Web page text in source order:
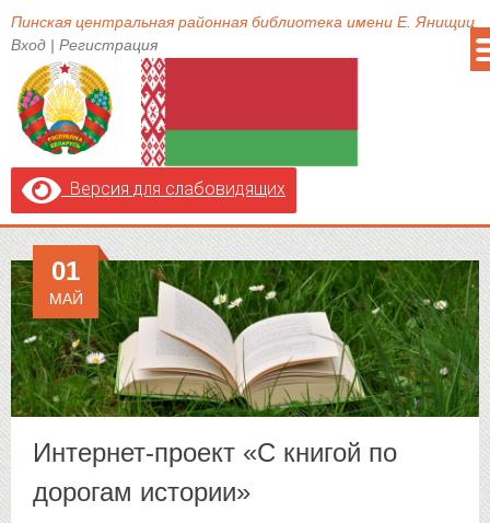
Пинская центральная районная библиотека имени Е. Янищиц
Вход | Регистрация
Версия для слабовидящих
Интернет-проект «С книгой по
дорогам истории»
01
МАЙ